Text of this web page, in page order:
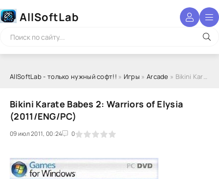
AllSoftLab
AllSoftLab - только нужный софт!! » Игры » Arcade » Bikini Karate Babes 2: Warriors of Elysia (2011/ENG/PC)
Bikini Karate Babes 2: Warriors of Elysia
(2011/ENG/PC)
09 июл 2011, 00:24 0
1 2 3 4 5